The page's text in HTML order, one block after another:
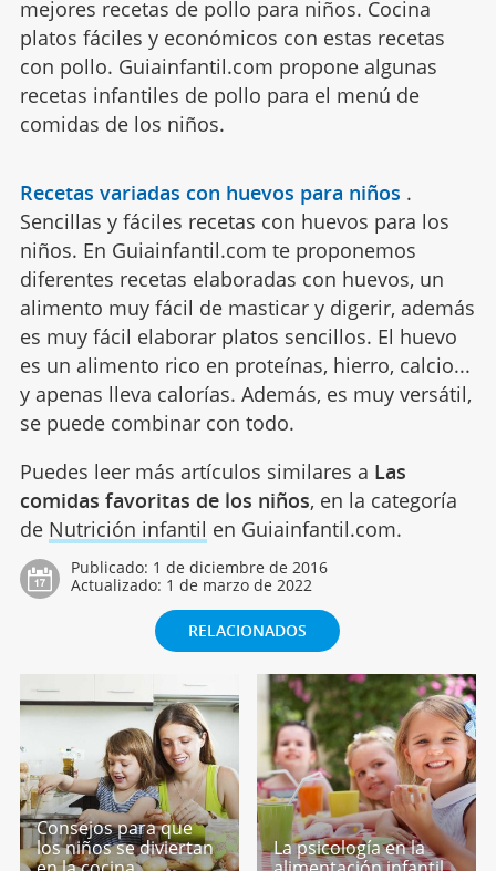
mejores recetas de pollo para niños. Cocina
platos fáciles y económicos con estas recetas
con pollo. Guiainfantil.com propone algunas
recetas infantiles de pollo para el menú de
comidas de los niños.
Recetas variadas con huevos para niños .
Sencillas y fáciles recetas con huevos para los
niños. En Guiainfantil.com te proponemos
diferentes recetas elaboradas con huevos, un
alimento muy fácil de masticar y digerir, además
es muy fácil elaborar platos sencillos. El huevo
es un alimento rico en proteínas, hierro, calcio...
y apenas lleva calorías. Además, es muy versátil,
se puede combinar con todo.
Puedes leer más artículos similares a Las
comidas favoritas de los niños, en la categoría
de Nutrición infantil en Guiainfantil.com.
Publicado: 1 de diciembre de 2016
Actualizado: 1 de marzo de 2022
RELACIONADOS
Consejos para que
los niños se diviertan
La psicología en la